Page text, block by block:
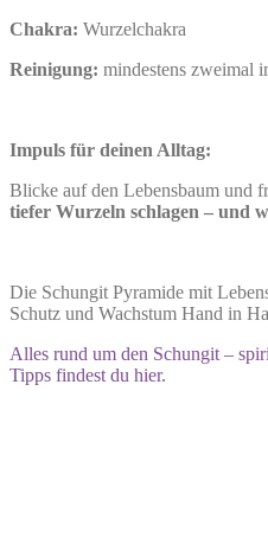
Chakra: Wurzelchakra
Reinigung: mindestens zweimal
Impuls für deinen Alltag:
Blicke auf den Lebensbaum und
tiefer Wurzeln schlagen – und
Die Schungit Pyramide mit
Schutz und Wachstum Hand in
Alles rund um den Schungit –
Tipps findest du hier.